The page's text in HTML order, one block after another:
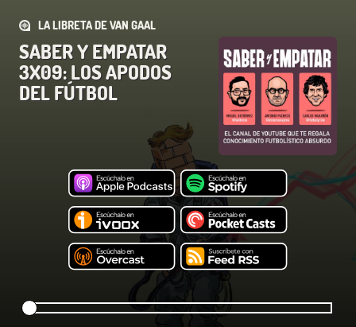
LA LIBRETA DE VAN GAAL
SABER Y EMPATAR
3X09: LOS APODOS
DEL FÚTBOL